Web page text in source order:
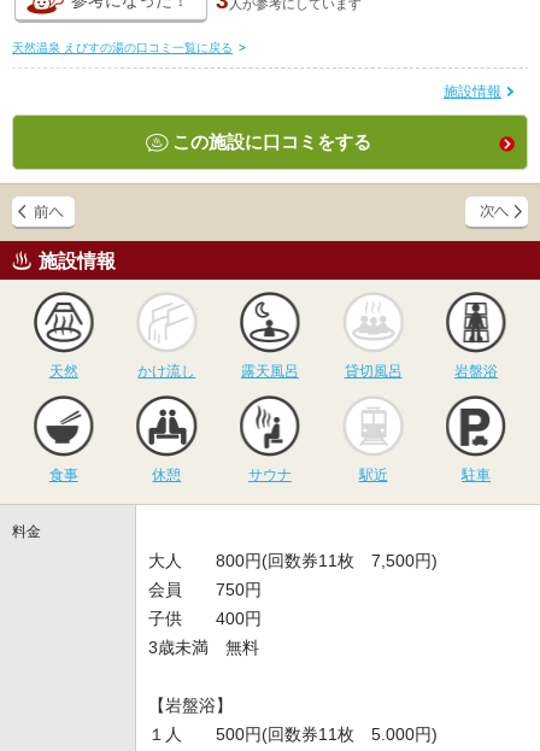
人が参考にしています
天然温泉 えびすの湯の口コミ一覧に戻る >
施設情報
この施設に口コミをする
施設情報
天然
かけ流し
かけ流し
露天風呂
露天風呂
貸切風呂
貸切風呂 岩盤浴
食事 休憩
サウナ
サウナ 駅近 駐車
料金
大人 800円(回数券11枚 7,500円)
会員 750円
子供 400円
3歳未満 無料
【岩盤浴】
１人 500円(回数券11枚 5.000円)